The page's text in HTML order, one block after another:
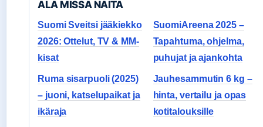
ALA MISSA NAITA
Suomi Sveitsi jääkiekko
2026: Ottelut, TV & MM-
kisat
SuomiAreena 2025 –
Tapahtuma, ohjelma,
puhujat ja ajankohta
Ruma sisarpuoli (2025)
– juoni, katselupaikat ja
ikäraja
Jauhesammutin 6 kg –
hinta, vertailu ja opas
kotitalouksille